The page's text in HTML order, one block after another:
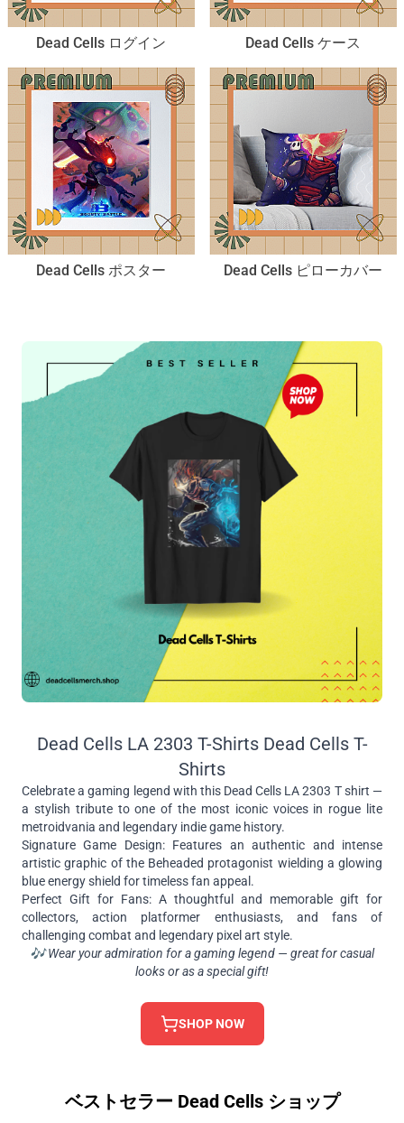
Dead Cells ログイン Dead Cells ケース
Dead Cells ポスター Dead Cells ピローカバー
Dead Cells LA 2303 T-Shirts Dead Cells T-
Shirts
Celebrate a gaming legend with this Dead Cells LA 2303 T shirt —
a stylish tribute to one of the most iconic voices in rogue lite
metroidvania and legendary indie game history.
Signature Game Design: Features an authentic and intense
artistic graphic of the Beheaded protagonist wielding a glowing
blue energy shield for timeless fan appeal.
Perfect Gift for Fans: A thoughtful and memorable gift for
collectors, action platformer enthusiasts, and fans of
challenging combat and legendary pixel art style.
🎶 Wear your admiration for a gaming legend — great for casual
looks or as a special gift!
SHOP NOW
ベストセラー Dead Cells ショップ